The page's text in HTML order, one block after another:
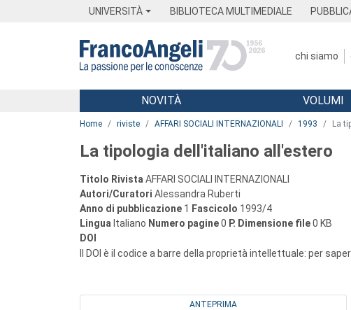
UNIVERSITÀ BIBLIOTECA MULTIMEDIALE
chi siamo
Menu
NOVITÀ VOLUMI
Home riviste AFFARI SOCIALI INTERNAZIONALI 1993 La
La tipologia dell'italiano all'estero
Titolo Rivista AFFARI SOCIALI INTERNAZIONALI
Autori/Curatori Alessandra Ruberti
Anno di pubblicazione 1 Fascicolo 1993/4
Lingua Italiano Numero pagine0 P. Dimensione file0 KB
DOI
Il DOI è il codice a barre della proprietà intellettuale: per
ANTEPRIMA